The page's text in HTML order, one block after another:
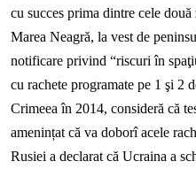
cu succes prima dintre cele
Marea Neagră, la vest de
notificare privind “riscuri în
cu rachete programate pe 1 şi 2
Crimeea în 2014, consideră că
amenințat că va doborî acele
Rusiei a declarat că Ucraina a